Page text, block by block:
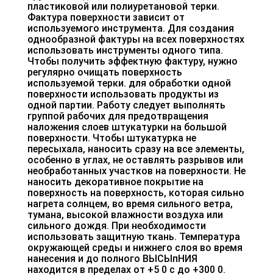
пластиковой или полиуретановой терки.
Фактура поверхности зависит от
используемого инструмента. Для создания
однообразной фактуры на всех поверхностях
использовать инструменты одного типа.
Чтобы получить эффектную фактуру, нужно
регулярно очищать поверхность
используемой терки. для обработки одной
поверхности использовать продукты из
одной партии. Работу следует выполнять
группой рабочих для предотвращения
наложения слоев штукатурки на большой
поверхности. Чтобы штукатурка не
пересыхала, наносить сразу на все элементы,
особенно в углах, не оставлять разрывов или
необработанных участков на поверхности. Не
наносить декоративное покрытие на
поверхность на поверхность, которая сильно
нагрета солнцем, во время сильного ветра,
тумана, высокой влажности воздуха или
сильного дождя. При необходимости
использовать защитную ткань. Температура
окружающей среды и нижнего слоя во время
нанесения и до полного ВЫСЫпНИЯ
находится в пределах от +5 0 с до +300 0.